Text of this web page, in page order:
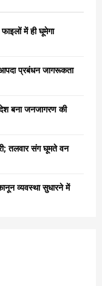
में ही घूमेगा
आपदा प्रबंधन जागरूकता
बना जनजागरण की
तलवार संग घूमते वन
व्यवस्था सुधारने में